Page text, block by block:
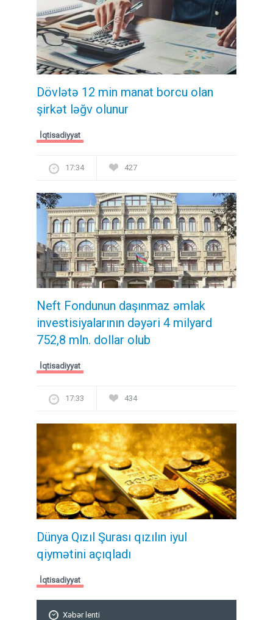
Dövlətə 12 min manat borcu olan
şirkət ləğv olunur
İqtisadiyyat
17:34 427
Neft Fondunun daşınmaz əmlak
investisiyalarının dəyəri 4 milyard
752,8 mln. dollar olub
İqtisadiyyat
17:33 434
Dünya Qızıl Şurası qızılın iyul
qiymətini açıqladı
İqtisadiyyat
Xəbər lenti